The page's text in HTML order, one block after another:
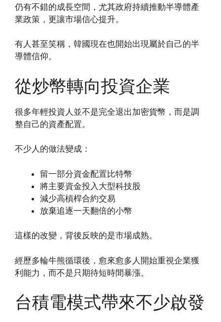
仍有不錯的成長空間，尤其政府持續推動半導體產
業政策，更讓市場信心提升。
有人甚至笑稱，韓國現在也開始出現屬於自己的半
導體信仰。
從炒幣轉向投資企業
很多年輕投資人並不是完全退出加密貨幣，而是調
整自己的資產配置。
不少人的做法變成：
留一部分資金配置比特幣
將主要資金投入大型科技股
減少高槓桿合約交易
放棄追逐一天翻倍的小幣
這樣的改變，背後反映的是市場成熟。
經歷多輪牛熊循環後，愈來愈多人開始重視企業獲
利能力，而不是只期待短時間暴漲。
台積電模式帶來不少啟發